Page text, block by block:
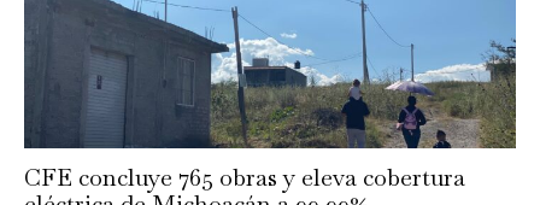
CFE concluye 765 obras y eleva cobertura